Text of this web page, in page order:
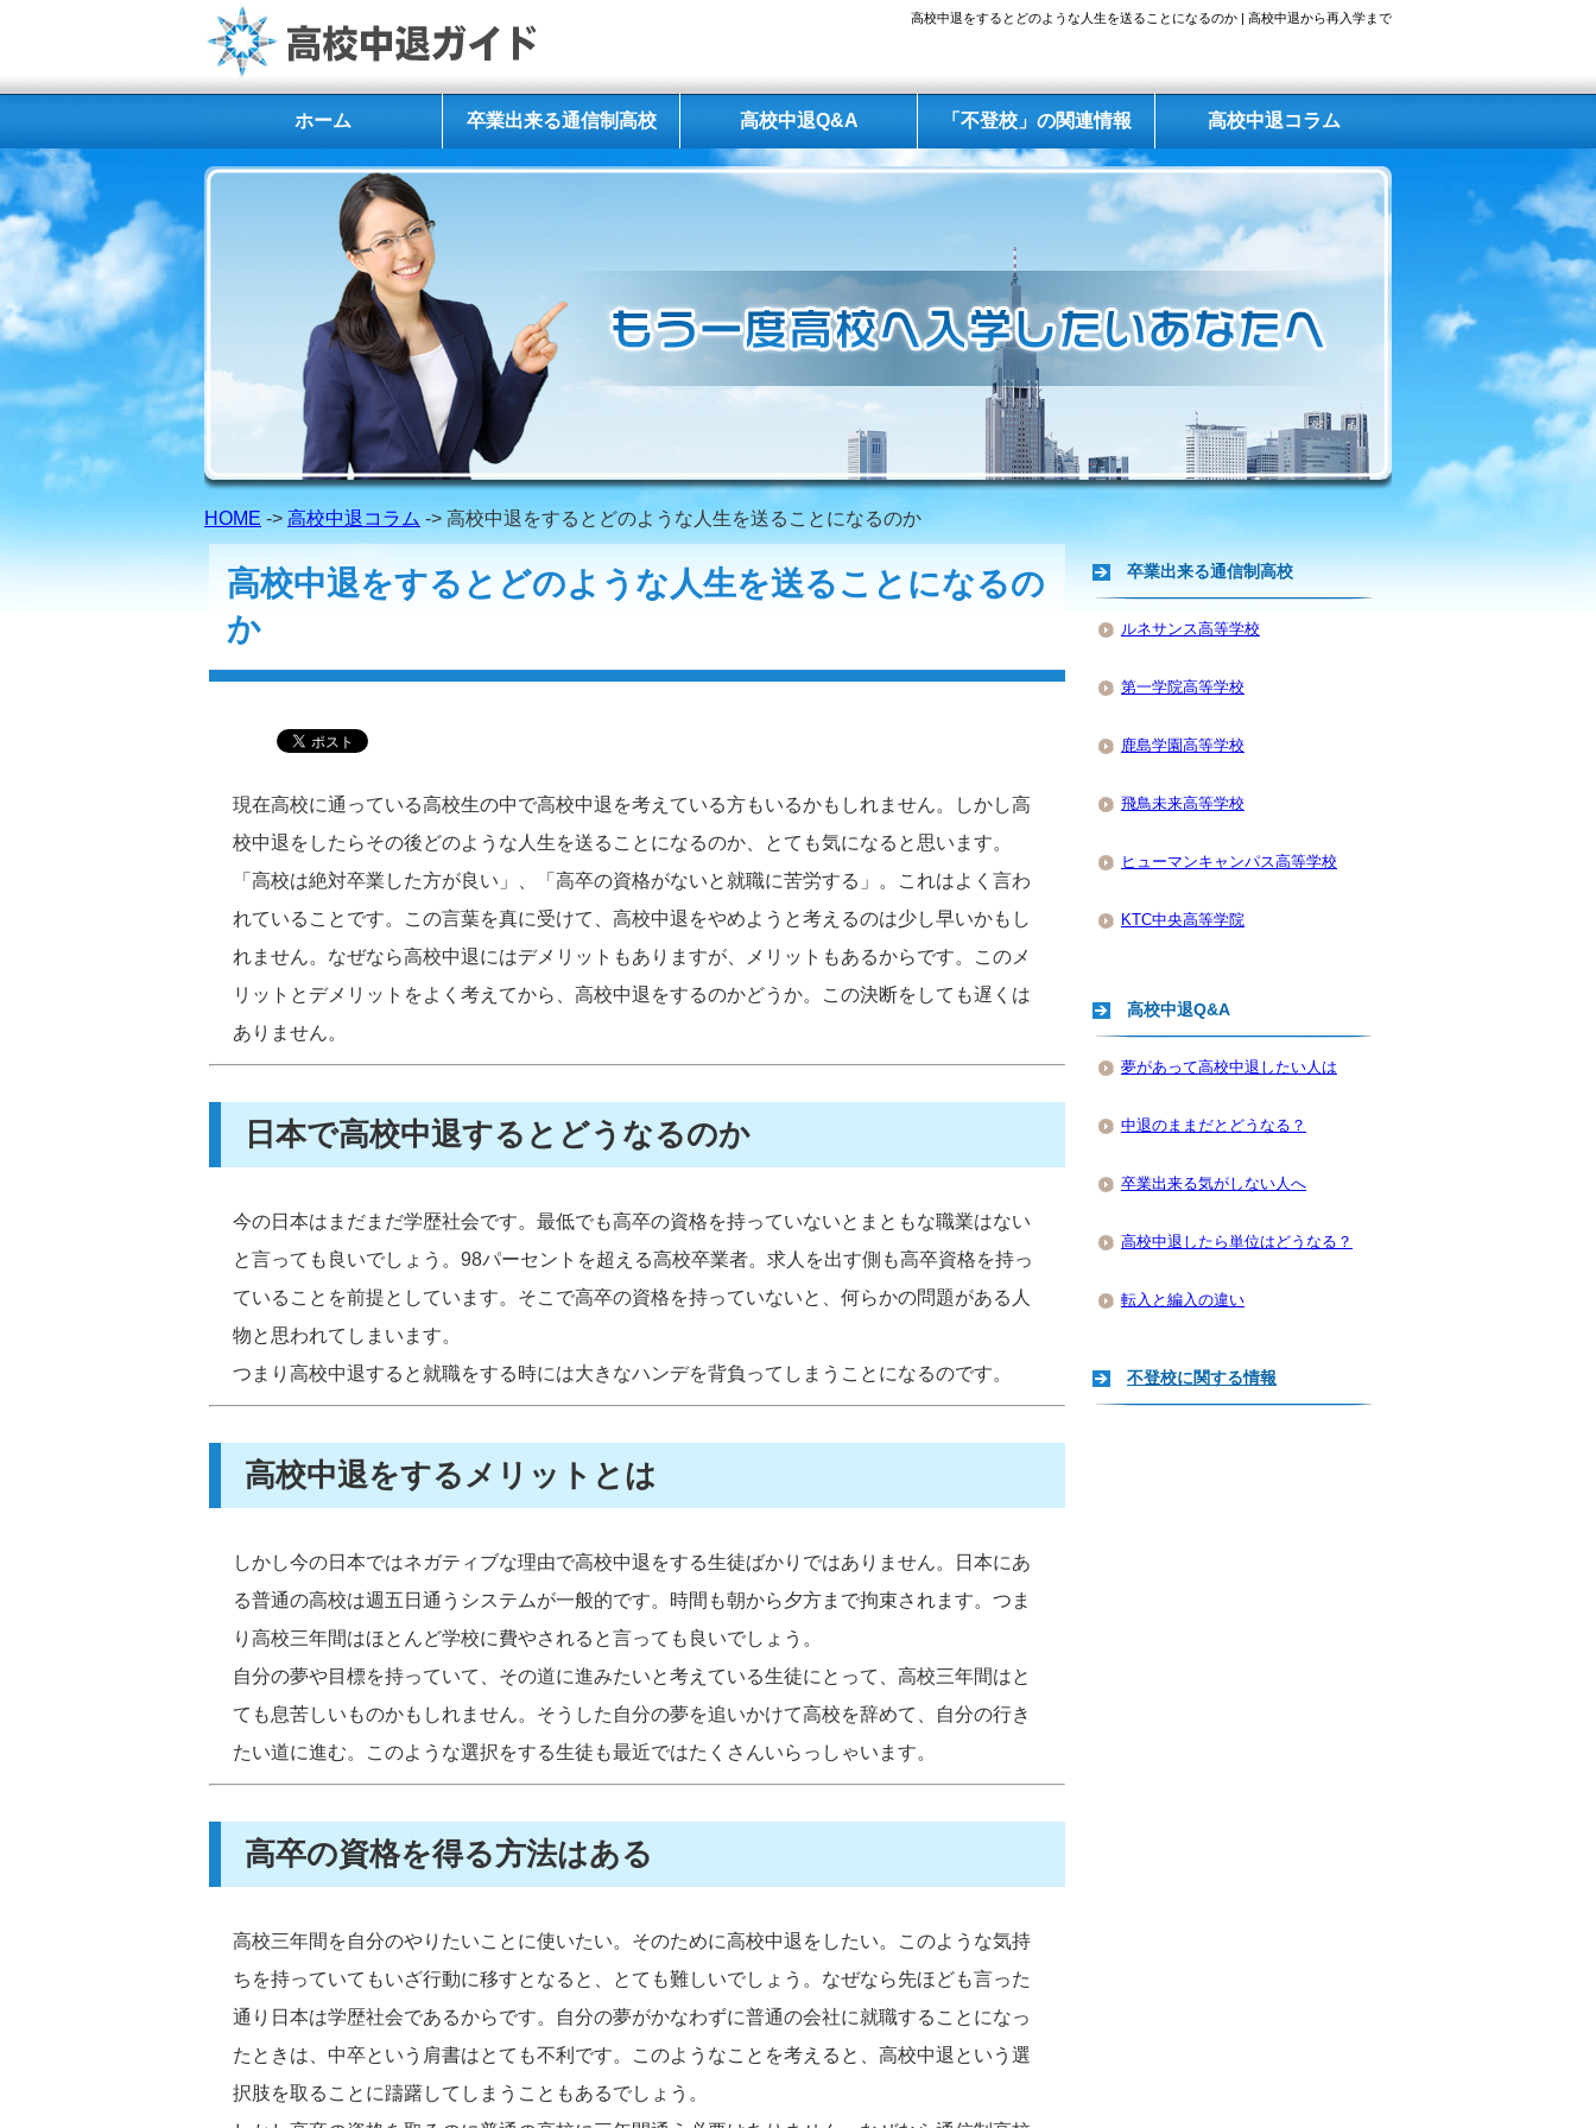
高校中退をするとどのような人生を送ることになるのか | 高校中退から再入学まで
ホーム 卒業出来る通信制高校 高校中退Q&A 「不登校」の関連情報 高校中退コラム
HOME -> 高校中退コラム -> 高校中退をするとどのような人生を送ることになるのか
高校中退をするとどのような人生を送ることになるの
か
現在高校に通っている高校生の中で高校中退を考えている方もいるかもしれません。しかし高
校中退をしたらその後どのような人生を送ることになるのか、とても気になると思います。
「高校は絶対卒業した方が良い」、「高卒の資格がないと就職に苦労する」。これはよく言わ
れていることです。この言葉を真に受けて、高校中退をやめようと考えるのは少し早いかもし
れません。なぜなら高校中退にはデメリットもありますが、メリットもあるからです。このメ
リットとデメリットをよく考えてから、高校中退をするのかどうか。この決断をしても遅くは
ありません。
日本で高校中退するとどうなるのか
今の日本はまだまだ学歴社会です。最低でも高卒の資格を持っていないとまともな職業はない
と言っても良いでしょう。98パーセントを超える高校卒業者。求人を出す側も高卒資格を持っ
ていることを前提としています。そこで高卒の資格を持っていないと、何らかの問題がある人
物と思われてしまいます。
つまり高校中退すると就職をする時には大きなハンデを背負ってしまうことになるのです。
高校中退をするメリットとは
しかし今の日本ではネガティブな理由で高校中退をする生徒ばかりではありません。日本にあ
る普通の高校は週五日通うシステムが一般的です。時間も朝から夕方まで拘束されます。つま
り高校三年間はほとんど学校に費やされると言っても良いでしょう。
自分の夢や目標を持っていて、その道に進みたいと考えている生徒にとって、高校三年間はと
ても息苦しいものかもしれません。そうした自分の夢を追いかけて高校を辞めて、自分の行き
たい道に進む。このような選択をする生徒も最近ではたくさんいらっしゃいます。
高卒の資格を得る方法はある
高校三年間を自分のやりたいことに使いたい。そのために高校中退をしたい。このような気持
ちを持っていてもいざ行動に移すとなると、とても難しいでしょう。なぜなら先ほども言った
通り日本は学歴社会であるからです。自分の夢がかなわずに普通の会社に就職することになっ
たときは、中卒という肩書はとても不利です。このようなことを考えると、高校中退という選
択肢を取ることに躊躇してしまうこともあるでしょう。
卒業出来る通信制高校
ルネサンス高等学校
第一学院高等学校
鹿島学園高等学校
飛鳥未来高等学校
ヒューマンキャンパス高等学校
KTC中央高等学院
高校中退Q&A
夢があって高校中退したい人は
中退のままだとどうなる？
卒業出来る気がしない人へ
高校中退したら単位はどうなる？
転入と編入の違い
不登校に関する情報